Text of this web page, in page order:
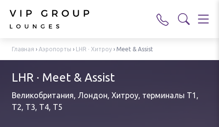
Главная › Аэропорты › LHR · Хитроу › Meet & Assist
LHR · Meet & Assist
Великобритания, Лондон, Хитроу, терминалы T1,
T2, T3, T4, T5